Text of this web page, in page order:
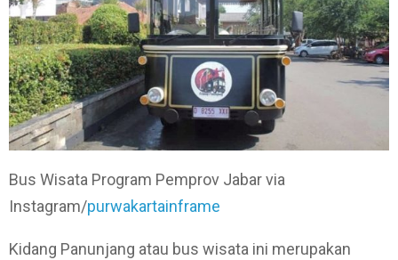
Bus Wisata Program Pemprov Jabar via
Instagram/purwakartainframe
Kidang Panunjang atau bus wisata ini merupakan